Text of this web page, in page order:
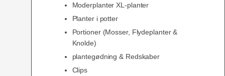
Moderplanter XL-planter
Planter i potter
Portioner (Mosser, Flydeplanter &
Knolde)
plantegødning & Redskaber
Clips